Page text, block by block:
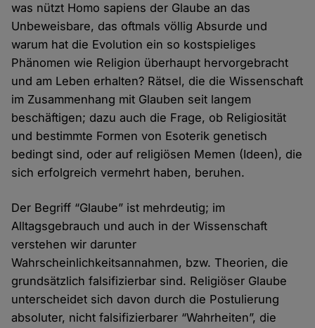
was nützt Homo sapiens der Glaube an das
Unbeweisbare, das oftmals völlig Absurde und
warum hat die Evolution ein so kostspieliges
Phänomen wie Religion überhaupt hervorgebracht
und am Leben erhalten? Rätsel, die die Wissenschaft
im Zusammenhang mit Glauben seit langem
beschäftigen; dazu auch die Frage, ob Religiosität
und bestimmte Formen von Esoterik genetisch
bedingt sind, oder auf religiösen Memen (Ideen), die
sich erfolgreich vermehrt haben, beruhen.
Der Begriff “Glaube” ist mehrdeutig; im
Alltagsgebrauch und auch in der Wissenschaft
verstehen wir darunter
Wahrscheinlichkeitsannahmen, bzw. Theorien, die
grundsätzlich falsifizierbar sind. Religiöser Glaube
unterscheidet sich davon durch die Postulierung
absoluter, nicht falsifizierbarer “Wahrheiten”, die